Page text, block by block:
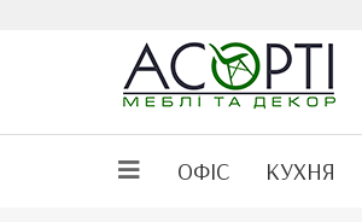
ОФІС КУХНЯ